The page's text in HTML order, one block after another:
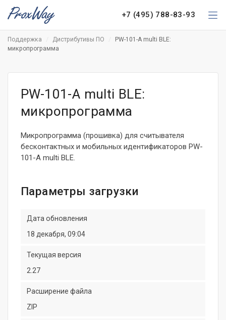
+7 (495) 788-83-93
Поддержка Дистрибутивы ПО
PW-101-A multi BLE:
микропрограмма
PW-101-A multi BLE:
микропрограмма
Микропрограмма (прошивка) для считывателя
бесконтактных и мобильных идентификаторов PW-
101-A multi BLE.
Параметры загрузки
Дата обновления
18 декабря, 09:04
Текущая версия
2.27
Расширение файла
ZIP